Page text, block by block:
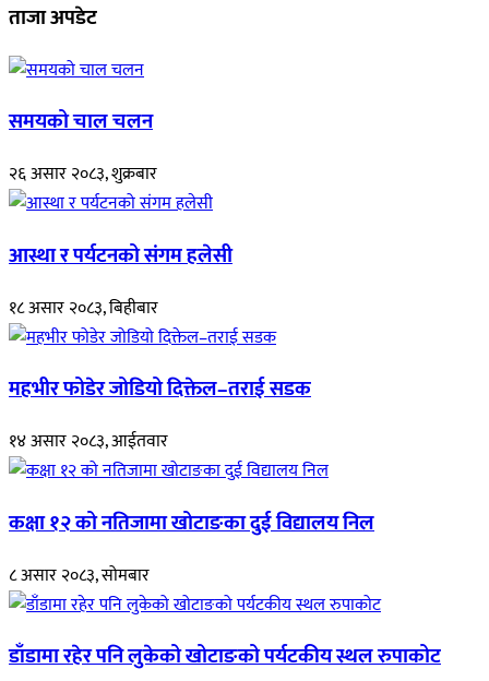
ताजा अपडेट
समयको चाल चलन
२६ असार २०८३, शुक्रबार
आस्था र पर्यटनको संगम हलेसी
१८ असार २०८३, बिहीबार
महभीर फोडेर जोडियो दिक्तेल–तराई सडक
१४ असार २०८३, आईतवार
कक्षा १२ को नतिजामा खोटाङका दुई विद्यालय निल
८ असार २०८३, सोमबार
डाँडामा रहेर पनि लुकेको खोटाङको पर्यटकीय स्थल रुपाकोट